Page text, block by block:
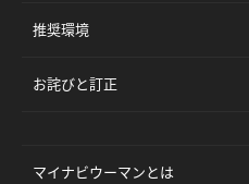
推奨環境
お詫びと訂正
マイナビウーマンとは